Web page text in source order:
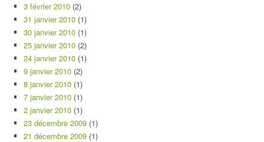
3 février 2010 (2)
31 janvier 2010 (1)
30 janvier 2010 (1)
25 janvier 2010 (2)
24 janvier 2010 (1)
9 janvier 2010 (2)
8 janvier 2010 (1)
7 janvier 2010 (1)
2 janvier 2010 (1)
23 décembre 2009 (1)
21 décembre 2009 (1)